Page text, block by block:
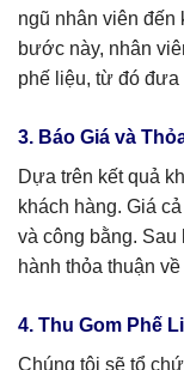
ngũ nhân viên đến
bước này, nhân
phế liệu, từ đó
3. Báo Giá và
Dựa trên kết quả
khách hàng. Giá
và công bằng. Sau
hành thỏa thuận
4. Thu Gom Phế
Chúng tôi sẽ tổ